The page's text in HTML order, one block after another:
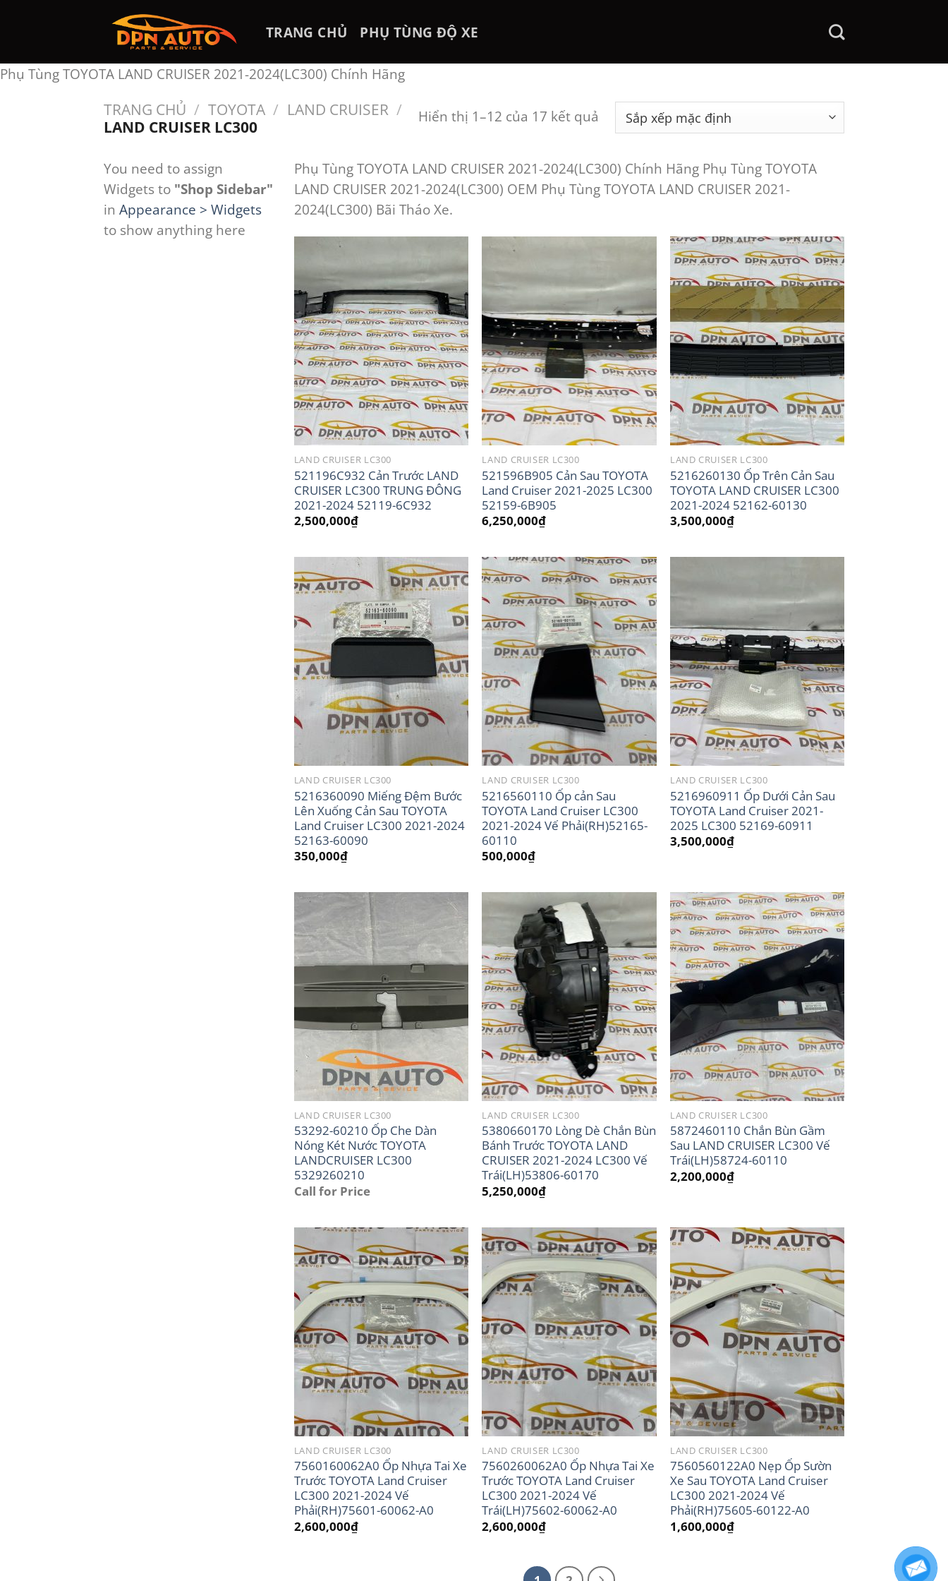
dung
TRANG CHỦ PHỤ TÙNG ĐỘ XE
Phụ Tùng TOYOTA LAND CRUISER 2021-2024(LC300) Chính Hãng
TRANG CHỦ / TOYOTA / LAND CRUISER /
LAND CRUISER LC300
Hiển thị 1–12 của 17 kết quả
You need to assign
Widgets to "Shop Sidebar"
in Appearance > Widgets
to show anything here
Phụ Tùng TOYOTA LAND CRUISER 2021-2024(LC300) Chính Hãng Phụ Tùng TOYOTA
LAND CRUISER 2021-2024(LC300) OEM Phụ Tùng TOYOTA LAND CRUISER 2021-
2024(LC300) Bãi Tháo Xe.
LAND CRUISER LC300
521196C932 Cản Trước LAND
CRUISER LC300 TRUNG ĐÔNG
2021-2024 52119-6C932
2,500,000₫
LAND CRUISER LC300
521596B905 Cản Sau TOYOTA
Land Cruiser 2021-2025 LC300
52159-6B905
6,250,000₫
LAND CRUISER LC300
5216260130 Ốp Trên Cản Sau
TOYOTA LAND CRUISER LC300
2021-2024 52162-60130
3,500,000₫
LAND CRUISER LC300
5216360090 Miếng Đệm Bước
Lên Xuống Cản Sau TOYOTA
Land Cruiser LC300 2021-2024
52163-60090
350,000₫
LAND CRUISER LC300
5216560110 Ốp cản Sau
TOYOTA Land Cruiser LC300
2021-2024 Vế Phải(RH)52165-
60110
500,000₫
LAND CRUISER LC300
5216960911 Ốp Dưới Cản Sau
TOYOTA Land Cruiser 2021-
2025 LC300 52169-60911
3,500,000₫
LAND CRUISER LC300
53292-60210 Ốp Che Dàn
Nóng Két Nước TOYOTA
LANDCRUISER LC300
5329260210
Call for Price
LAND CRUISER LC300
5380660170 Lòng Dè Chắn Bùn
Bánh Trước TOYOTA LAND
CRUISER 2021-2024 LC300 Vế
Trái(LH)53806-60170
5,250,000₫
LAND CRUISER LC300
5872460110 Chắn Bùn Gầm
Sau LAND CRUISER LC300 Vế
Trái(LH)58724-60110
2,200,000₫
LAND CRUISER LC300
7560160062A0 Ốp Nhựa Tai Xe
Trước TOYOTA Land Cruiser
LC300 2021-2024 Vế
Phải(RH)75601-60062-A0
2,600,000₫
LAND CRUISER LC300
7560260062A0 Ốp Nhựa Tai Xe
Trước TOYOTA Land Cruiser
LC300 2021-2024 Vế
Trái(LH)75602-60062-A0
2,600,000₫
LAND CRUISER LC300
7560560122A0 Nẹp Ốp Sườn
Xe Sau TOYOTA Land Cruiser
LC300 2021-2024 Vế
Phải(RH)75605-60122-A0
1,600,000₫